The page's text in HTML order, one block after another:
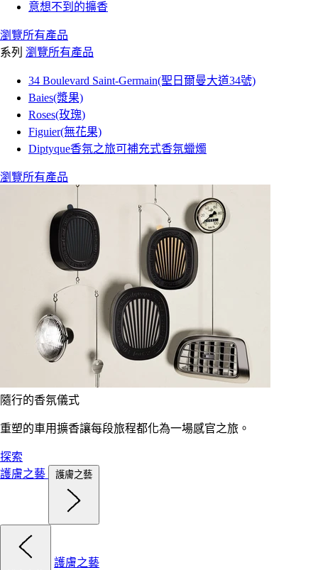
意想不到的擴香
瀏覽所有產品
系列 瀏覽所有產品
34 Boulevard Saint-Germain(聖日爾曼大道34號)
Baies(漿果)
Roses(玫瑰)
Figuier(無花果)
Diptyque香氛之旅可補充式香氛蠟燭
瀏覽所有產品
隨行的香氛儀式
重塑的車用擴香讓每段旅程都化為一場感官之旅。
探索
護膚之藝
護膚之藝
護膚之藝